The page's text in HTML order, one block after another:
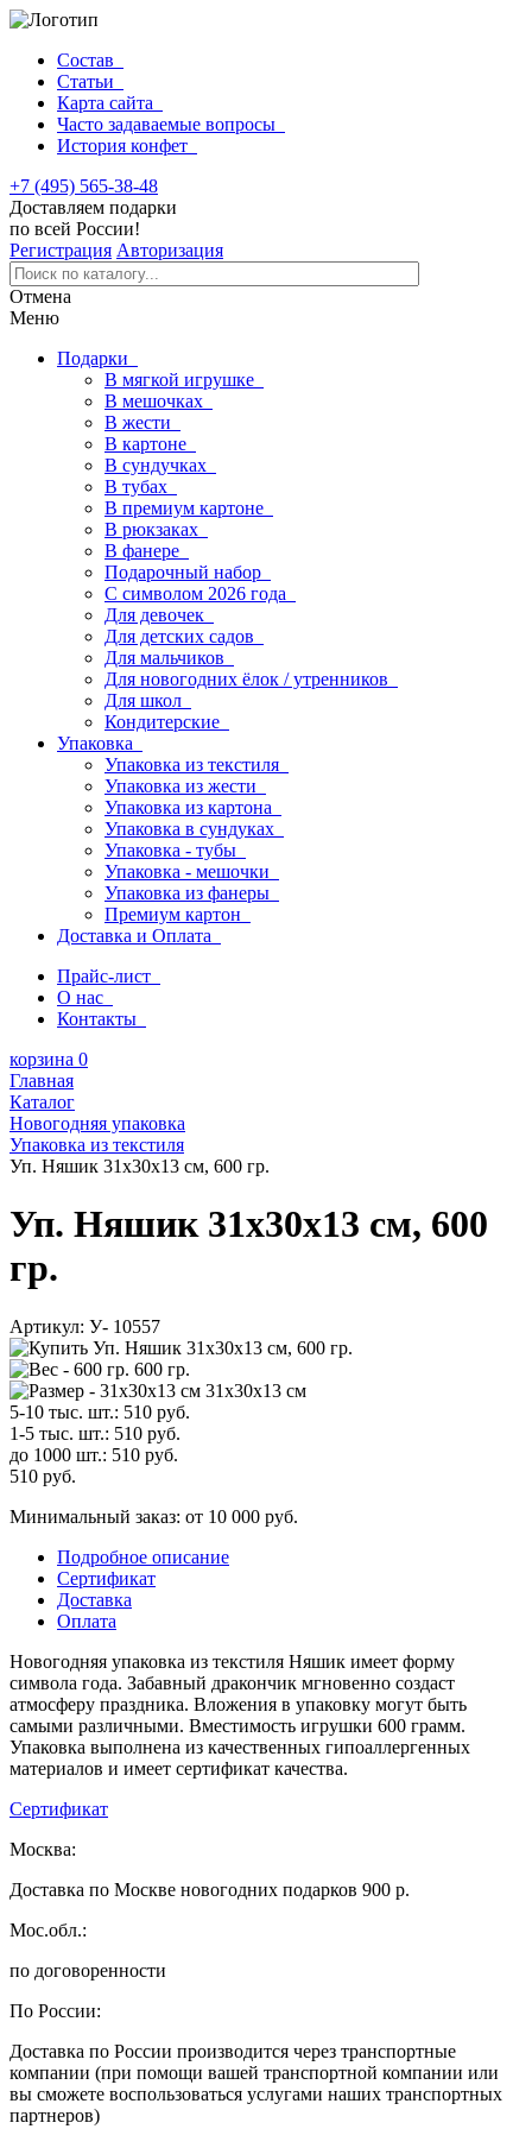
Состав
Статьи
Карта сайта
Часто задаваемые вопросы
История конфет
+7 (495) 565-38-48
Доставляем подарки
по всей России!
Регистрация Авторизация
Отмена
Меню
Подарки
В мягкой игрушке
В мешочках
В жести
В картоне
В сундучках
В тубах
В премиум картоне
В рюкзаках
В фанере
Подарочный набор
С символом 2026 года
Для девочек
Для детских садов
Для мальчиков
Для новогодних ёлок / утренников
Для школ
Кондитерские
Упаковка
Упаковка из текстиля
Упаковка из жести
Упаковка из картона
Упаковка в сундуках
Упаковка - тубы
Упаковка - мешочки
Упаковка из фанеры
Премиум картон
Доставка и Оплата
Прайс-лист
О нас
Контакты
корзина 0
Главная
Каталог
Новогодняя упаковка
Упаковка из текстиля
Уп. Няшик 31х30х13 см, 600 гр.
Уп. Няшик 31х30х13 см, 600
гр.
Артикул: У- 10557
600 гр.
31х30х13 см
5-10 тыс. шт.: 510 руб.
1-5 тыс. шт.: 510 руб.
до 1000 шт.: 510 руб.
510 руб.
Минимальный заказ: от 10 000 руб.
Подробное описание
Сертификат
Доставка
Оплата
Новогодняя упаковка из текстиля Няшик имеет форму
символа года. Забавный дракончик мгновенно создаст
атмосферу праздника. Вложения в упаковку могут быть
самыми различными. Вместимость игрушки 600 грамм.
Упаковка выполнена из качественных гипоаллергенных
материалов и имеет сертификат качества.
Сертификат
Москва:
Доставка по Москве новогодних подарков 900 р.
Мос.обл.:
по договоренности
По России:
Доставка по России производится через транспортные
компании (при помощи вашей транспортной компании или
вы сможете воспользоваться услугами наших транспортных
партнеров)